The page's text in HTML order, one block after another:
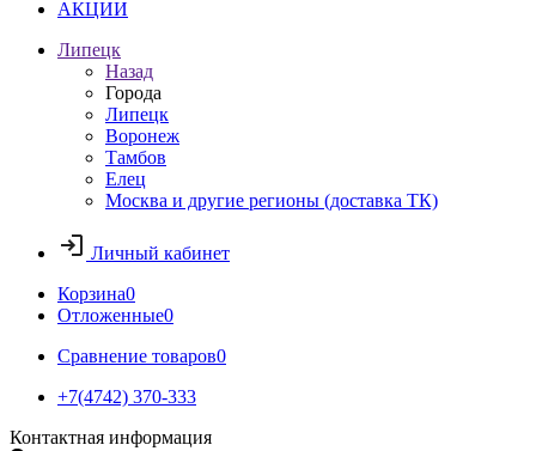
АКЦИИ
Липецк
Назад
Города
Липецк
Воронеж
Тамбов
Елец
Москва и другие регионы (доставка ТК)
Личный кабинет
Корзина0
Отложенные0
Сравнение товаров0
+7(4742) 370-333
Контактная информация